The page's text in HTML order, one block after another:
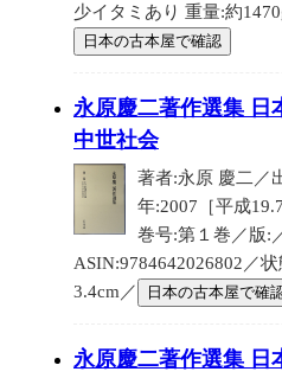
少イタミあり 重量:約
日本の古本屋で確認
永原慶二著作選集 日
中世社会
著者:永原 慶二／
年:2007［平成
巻号:第１巻／版:
ASIN:9784642026802／
3.4cm／
日本の古本屋で確
永原慶二著作選集 日